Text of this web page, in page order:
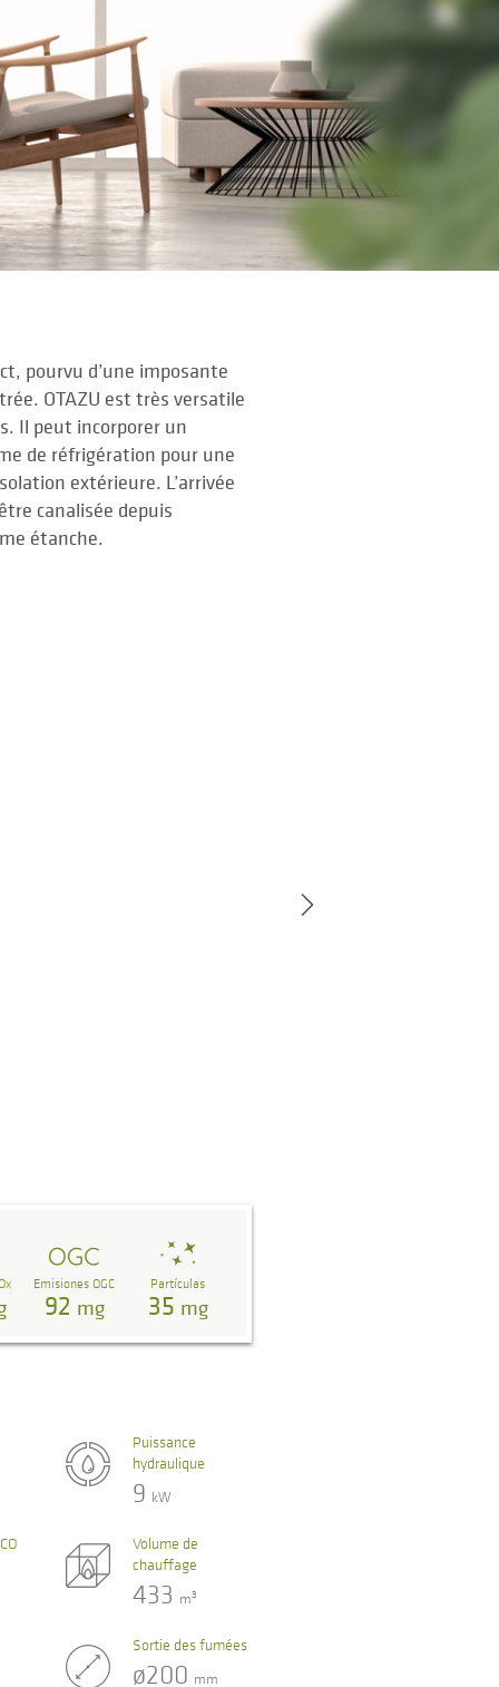
pourvu d’une imposante
OTAZU est très versatile
Il peut incorporer un
de réfrigération pour une
extérieure. L’arrivée
canalisée depuis
étanche.
Emisiones OGC
92 mg
Partículas
35 mg
Puissance
hydraulique
9 kW
Volume de
chauffage
433 m3
Sortie des fumées
ø200 mm